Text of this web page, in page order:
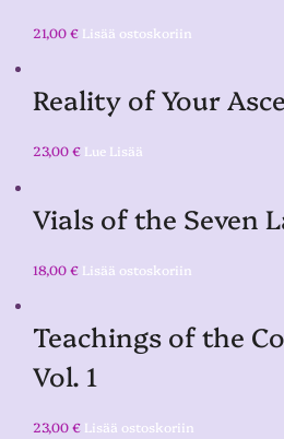
21,00€ Lisää ostoskoriin
Reality of Your
23,00€ Lue Lisää
Vials of the Seven
18,00€ Lisää ostoskoriin
Teachings of the
Vol. 1
23,00€ Lisää ostoskoriin